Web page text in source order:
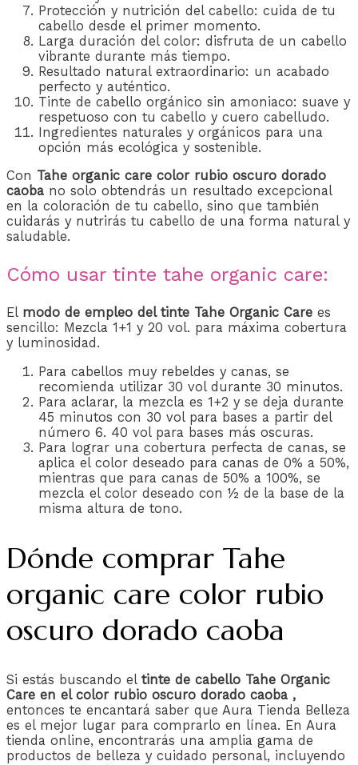
Protección y nutrición del cabello: cuida de tu
cabello desde el primer momento.
Larga duración del color: disfruta de un cabello
vibrante durante más tiempo.
Resultado natural extraordinario: un acabado
perfecto y auténtico.
Tinte de cabello orgánico sin amoniaco: suave y
respetuoso con tu cabello y cuero cabelludo.
Ingredientes naturales y orgánicos para una
opción más ecológica y sostenible.
Con Tahe organic care color rubio oscuro dorado
caoba no solo obtendrás un resultado excepcional
en la coloración de tu cabello, sino que también
cuidarás y nutrirás tu cabello de una forma natural y
saludable.
Cómo usar tinte tahe organic care:
El modo de empleo del tinte Tahe Organic Care es
sencillo: Mezcla 1+1 y 20 vol. para máxima cobertura
y luminosidad.
Para cabellos muy rebeldes y canas, se
recomienda utilizar 30 vol durante 30 minutos.
Para aclarar, la mezcla es 1+2 y se deja durante
45 minutos con 30 vol para bases a partir del
número 6. 40 vol para bases más oscuras.
Para lograr una cobertura perfecta de canas, se
aplica el color deseado para canas de 0% a 50%,
mientras que para canas de 50% a 100%, se
mezcla el color deseado con ½ de la base de la
misma altura de tono.
Dónde comprar Tahe
organic care color rubio
oscuro dorado caoba
Si estás buscando el tinte de cabello Tahe Organic
Care en el color rubio oscuro dorado caoba ,
entonces te encantará saber que Aura Tienda Belleza
es el mejor lugar para comprarlo en línea. En Aura
tienda online, encontrarás una amplia gama de
productos de belleza y cuidado personal, incluyendo